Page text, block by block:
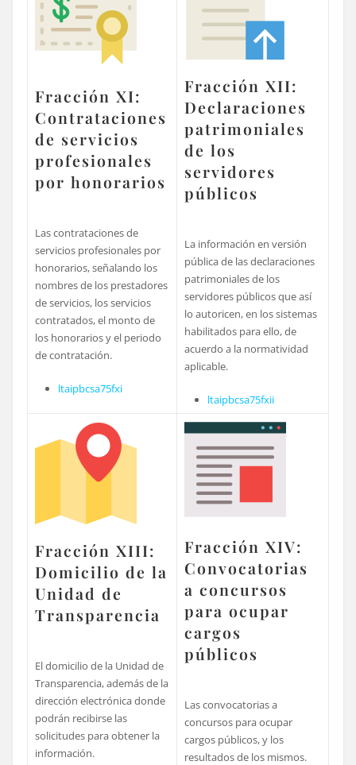
Fracción XI:
Contrataciones
de servicios
profesionales
por honorarios
Las contrataciones de
servicios profesionales por
honorarios, señalando los
nombres de los prestadores
de servicios, los servicios
contratados, el monto de
los honorarios y el periodo
de contratación.
ltaipbcsa75fxi
Fracción XII:
Declaraciones
patrimoniales
de los
servidores
públicos
La información en versión
pública de las declaraciones
patrimoniales de los
servidores públicos que así
lo autoricen, en los sistemas
habilitados para ello, de
acuerdo a la normatividad
aplicable.
ltaipbcsa75fxii
Fracción XIII:
Domicilio de la
Unidad de
Transparencia
El domicilio de la Unidad de
Transparencia, además de la
dirección electrónica donde
podrán recibirse las
solicitudes para obtener la
información.
Fracción XIV:
Convocatorias
a concursos
para ocupar
cargos
públicos
Las convocatorias a
concursos para ocupar
cargos públicos, y los
resultados de los mismos.